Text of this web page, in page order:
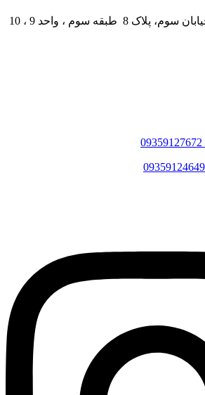
تهران، گاندی جنوبی ، خیابان سوم، پلاک 8 طبقه سوم ، واحد 9 ، 10